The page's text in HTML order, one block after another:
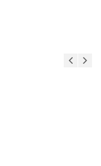
(Concresive)